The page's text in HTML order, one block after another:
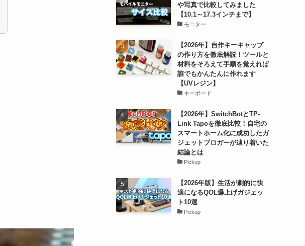
や写真で比較してみました
【10.1～17.3インチまで】
モニター
【2026年】自作キーキャップ
の作り方を徹底解説！ツールと
材料をそろえて手順を覚えれば
誰でもかんたんに作れます
【UVレジン】
キーボード
【2026年】SwitchBotとTP-
Link Tapoを徹底比較！自宅の
スマートホーム化に成功したガ
ジェットブロガーが辿り着いた
結論とは
Pickup
【2026年版】生活が劇的に快
適になるQOL爆上げガジェッ
ト10選
Pickup